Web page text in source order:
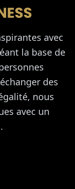
avec
la base de
des
nous
avec un